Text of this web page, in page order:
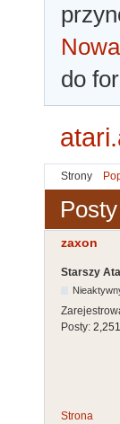
do
Strony
zaxon
Starszy
Posty: 2,251
Strona